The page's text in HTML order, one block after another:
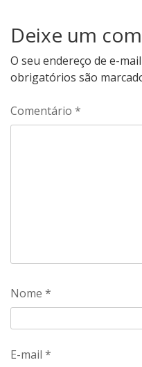
Deixe um
O seu endereço de e-
obrigatórios são
Comentário *
Nome *
E-mail *